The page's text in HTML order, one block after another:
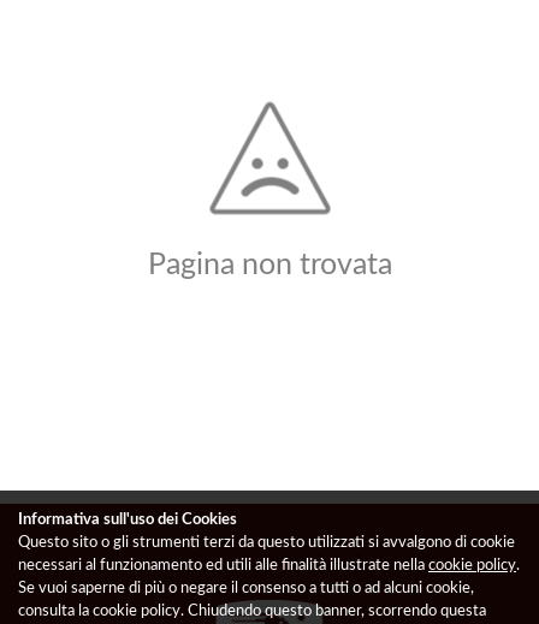
Pagina non trovata
Informativa sull'uso dei Cookies
Questo sito o gli strumenti terzi da questo utilizzati si avvalgono di cookie
necessari al funzionamento ed utili alle finalità illustrate nella cookie policy.
Se vuoi saperne di più o negare il consenso a tutti o ad alcuni cookie,
consulta la cookie policy. Chiudendo questo banner, scorrendo questa